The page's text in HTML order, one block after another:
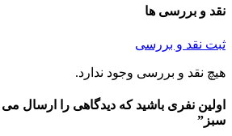
و بررسی ها
نقد و بررسی
نقد و بررسی وجود ندارد.
نفری باشید که دیدگاهی را ارسال می